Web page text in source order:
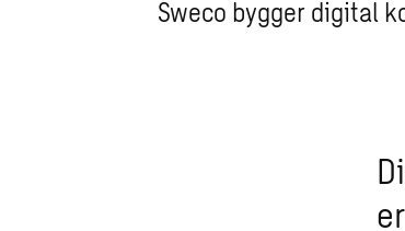
Sweco bygger digital